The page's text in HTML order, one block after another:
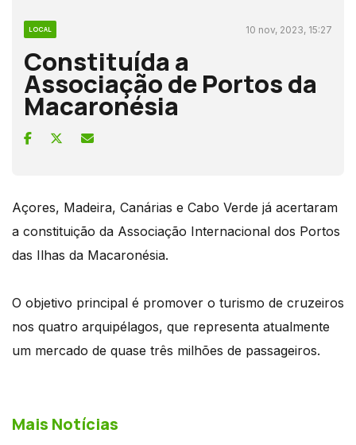
LOCAL 10 nov, 2023, 15:27
Constituída a
Associação de Portos da
Macaronésia
Açores, Madeira, Canárias e Cabo Verde já acertaram
a constituição da Associação Internacional dos Portos
das Ilhas da Macaronésia.
O objetivo principal é promover o turismo de cruzeiros
nos quatro arquipélagos, que representa atualmente
um mercado de quase três milhões de passageiros.
Mais Notícias